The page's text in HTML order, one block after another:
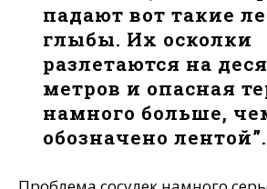
падают вот такие
глыбы. Их осколки
разлетаются на
метров и опасная
намного больше,
обозначено лентой”.